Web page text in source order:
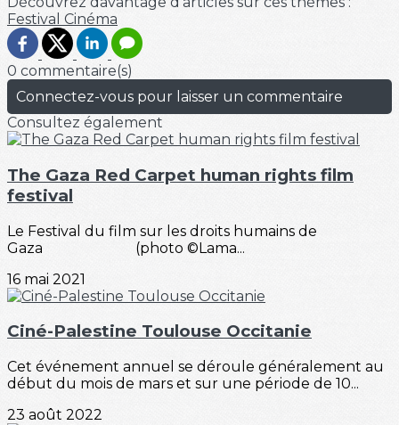
Festival Cinéma
0 commentaire(s)
Connectez-vous pour laisser un commentaire
Consultez également
The Gaza Red Carpet human rights film
festival
Le Festival du film sur les droits humains de
Gaza (photo ©Lama...
16 mai 2021
Ciné-Palestine Toulouse Occitanie
Cet événement annuel se déroule généralement au
début du mois de mars et sur une période de 10...
23 août 2022